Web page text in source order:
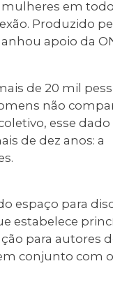
mulheres em
Produzido
apoio da
de 20 mil
não
esse dado
de dez anos: a
espaço para
estabelece
para autores
conjunto com